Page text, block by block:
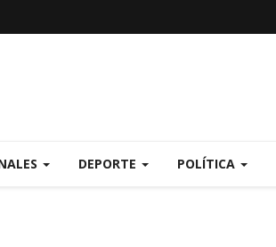
DEPORTE POLÍTICA